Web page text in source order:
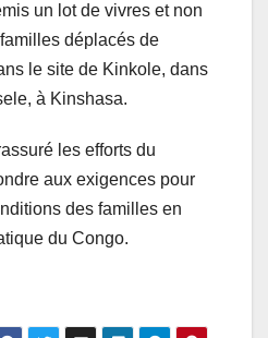
un lot de vivres et non
déplacés de
le site de Kinkole, dans
à Kinshasa.
les efforts du
aux exigences pour
des familles en
du Congo.